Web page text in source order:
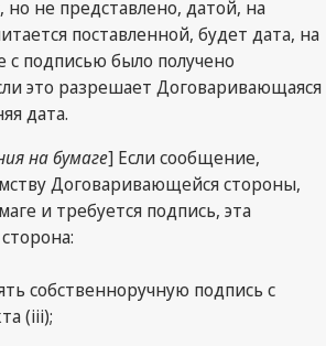
но не представлено, датой, на
поставленной, будет дата, на
подписью было получено
это разрешает Договаривающаяся
дата.
на бумаге] Если сообщение,
Договаривающейся стороны,
и требуется подпись, эта
собственноручную подпись с
(iii);